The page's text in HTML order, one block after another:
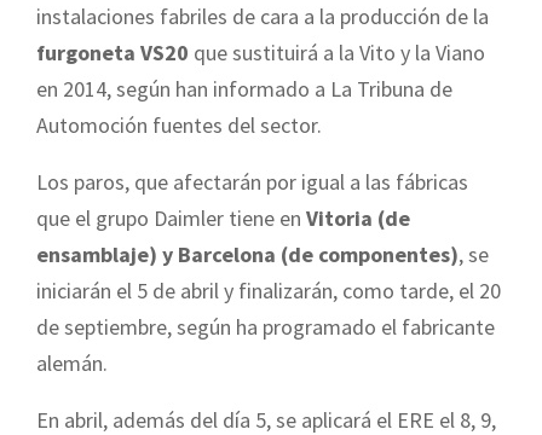
instalaciones fabriles de cara a la producción de la
furgoneta VS20 que sustituirá a la Vito y la Viano
en 2014, según han informado a La Tribuna de
Automoción fuentes del sector.
Los paros, que afectarán por igual a las fábricas
que el grupo Daimler tiene en Vitoria (de
ensamblaje) y Barcelona (de componentes), se
iniciarán el 5 de abril y finalizarán, como tarde, el 20
de septiembre, según ha programado el fabricante
alemán.
En abril, además del día 5, se aplicará el ERE el 8, 9,